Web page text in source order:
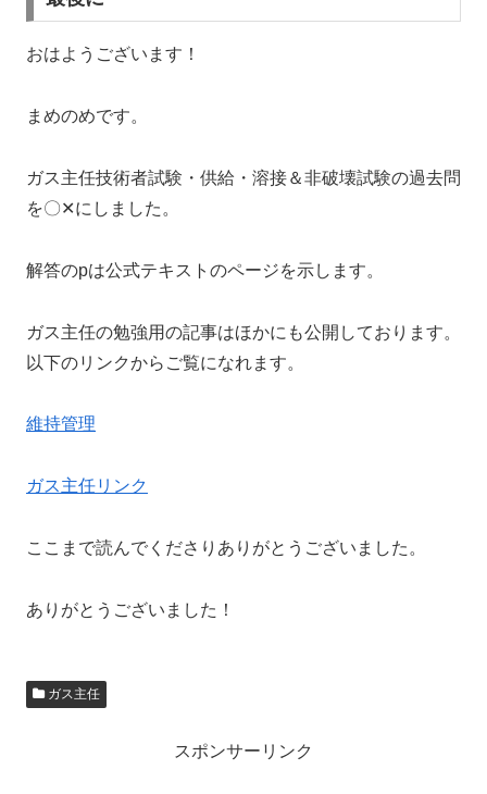
おはようございます！
まめのめです。
ガス主任技術者試験・供給・溶接＆非破壊試験の過去問
を〇✕にしました。
解答のpは公式テキストのページを示します。
ガス主任の勉強用の記事はほかにも公開しております。
以下のリンクからご覧になれます。
維持管理
ガス主任リンク
ここまで読んでくださりありがとうございました。
ありがとうございました！
ガス主任
スポンサーリンク